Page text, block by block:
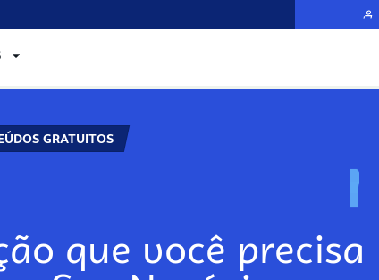
GRATUITOS
N
que você precisa